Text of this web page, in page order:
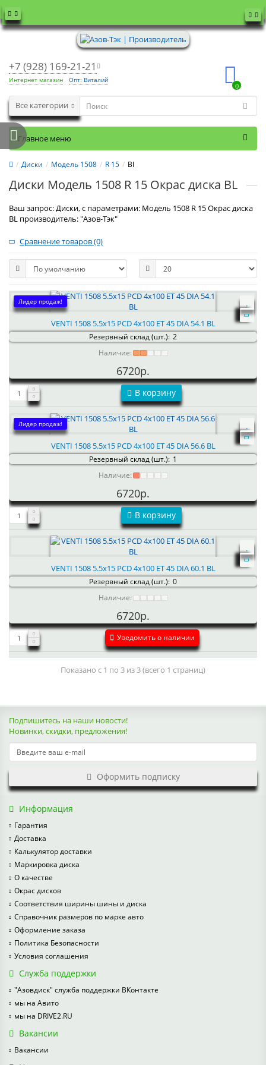
+7 (928) 169-21-21
Интернет магазин Опт: Виталий
0
Все категории
Главное меню
Диски Модель 1508 R 15 Bl
Диски Модель 1508 R 15 Окрас диска BL
Ваш запрос: Диски, с параметрами: Модель 1508 R 15 Окрас диска
BL производитель: "Азов-Тэк"
Сравнение товаров (0)
Лидер продаж!
VENTI 1508 5.5x15 PCD 4x100 ET 45 DIA 54.1 BL
Резервный склад (шт.): 2
Наличие:
6720р.
В корзину
Лидер продаж!
VENTI 1508 5.5x15 PCD 4x100 ET 45 DIA 56.6 BL
Резервный склад (шт.): 1
Наличие:
6720р.
В корзину
VENTI 1508 5.5x15 PCD 4x100 ET 45 DIA 60.1 BL
Резервный склад (шт.): 0
Наличие:
6720р.
Уведомить о наличии
Показано с 1 по 3 из 3 (всего 1 страниц)
Подпишитесь на наши новости!
Новинки, скидки, предложения!
Оформить подписку
Информация
Гарантия
Доставка
Калькулятор доставки
Маркировка диска
О качестве
Окрас дисков
Соответствия ширины шины и диска
Справочник размеров по марке авто
Оформление заказа
Политика Безопасности
Условия соглашения
Служба поддержки
"Азовдиск" служба поддержки ВКонтакте
мы на Авито
мы на DRIVE2.RU
Вакансии
Вакансии